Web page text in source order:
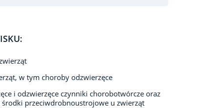
w tym choroby odzwierzęce
i odzwierzęce czynniki chorobotwórcze oraz
przeciwdrobnoustrojowe u zwierząt